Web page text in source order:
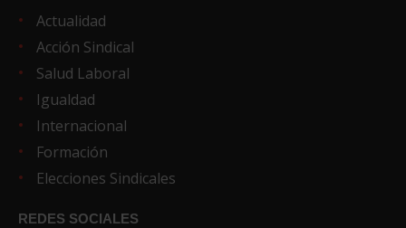
Actualidad
Acción Sindical
Salud Laboral
Igualdad
Internacional
Formación
Elecciones Sindicales
REDES SOCIALES